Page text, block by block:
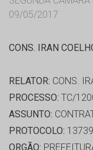
09/05/2017
CONS. IRAN
RELATOR: CONS.
PROCESSO: TC/
ASSUNTO:
PROTOCOLO:
ORGÃO: